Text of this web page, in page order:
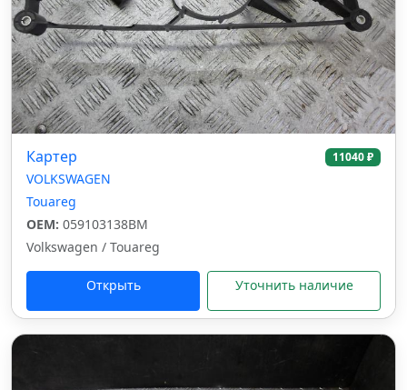
Картер 11040 ₽
VOLKSWAGEN
Touareg
OEM: 059103138BM
Volkswagen / Touareg
Открыть Уточнить наличие